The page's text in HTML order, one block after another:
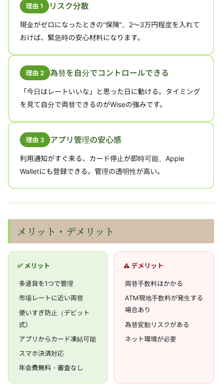
理由 1 リスク分散
現金がゼロになったときの”保険”。2〜3万円程度を入れて
おけば、緊急時の安心材料になります。
理由 2 為替を自分でコントロールできる
「今日はレートいいな」と思った日に動ける。タイミング
を見て自分で両替できるのがWiseの強みです。
理由 3 アプリ管理の安心感
利用通知がすぐ来る、カード停止が即時可能、Apple
Walletにも登録できる。管理の透明性が高い。
メリット・デメリット
✅ メリット
多通貨を1つで管理
市場レートに近い両替
使いすぎ防止（デビット
式）
アプリからカード凍結可能
スマホ決済対応
年会費無料・審査なし
⚠️ デメリット
両替手数料はかかる
ATM現地手数料が発生する
場合あり
為替変動リスクがある
ネット環境が必要